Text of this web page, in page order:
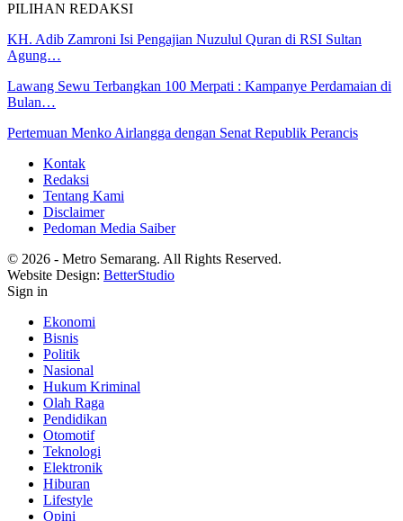
PILIHAN REDAKSI
KH. Adib Zamroni Isi Pengajian Nuzulul Quran di RSI Sultan
Agung…
Lawang Sewu Terbangkan 100 Merpati : Kampanye Perdamaian di
Bulan…
Pertemuan Menko Airlangga dengan Senat Republik Perancis
Kontak
Redaksi
Tentang Kami
Disclaimer
Pedoman Media Saiber
© 2026 - Metro Semarang. All Rights Reserved.
Website Design: BetterStudio
Sign in
Ekonomi
Bisnis
Politik
Nasional
Hukum Kriminal
Olah Raga
Pendidikan
Otomotif
Teknologi
Elektronik
Hiburan
Lifestyle
Opini